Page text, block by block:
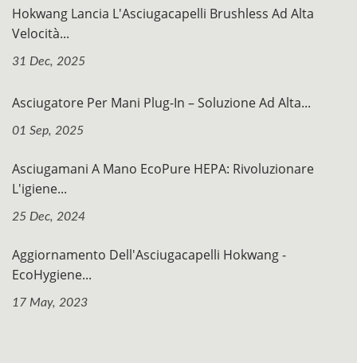
Hokwang Lancia L'Asciugacapelli Brushless Ad Alta
Velocità...
31 Dec, 2025
Asciugatore Per Mani Plug-In – Soluzione Ad Alta...
01 Sep, 2025
Asciugamani A Mano EcoPure HEPA: Rivoluzionare
L'igiene...
25 Dec, 2024
Aggiornamento Dell'Asciugacapelli Hokwang -
EcoHygiene...
17 May, 2023